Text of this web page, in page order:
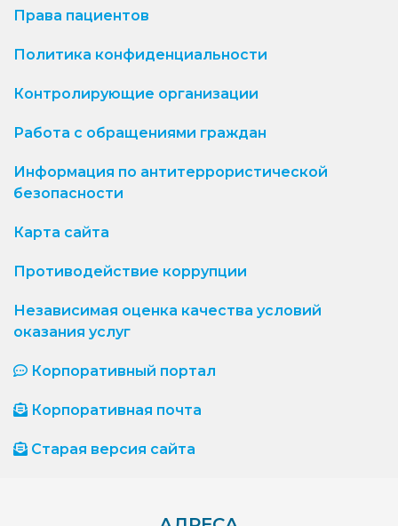
Права пациентов
Политика конфиденциальности
Контролирующие организации
Работа с обращениями граждан
Информация по антитеррористической
безопасности
Карта сайта
Противодействие коррупции
Независимая оценка качества условий
оказания услуг
Корпоративный портал
Корпоративная почта
Старая версия сайта